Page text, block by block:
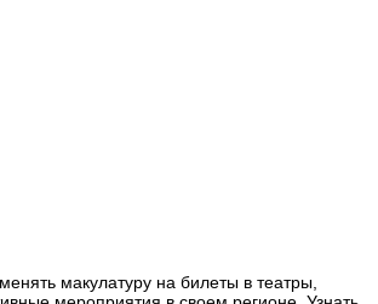
макулатуру на билеты в театры,